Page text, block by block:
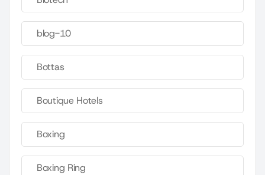
blog-10
Bottas
Boutique Hotels
Boxing
Boxing Ring